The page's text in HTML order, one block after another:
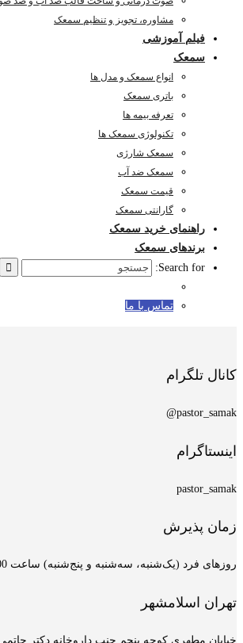
مشاوره، تجویز و تنظیم سمعک
فیلم آموزشی
سمعک
انواع سمعک و مدل ها
باتری سمعک
تعرفه بیمه ها
تکنولوژی سمعک ها
سمعک شارژی
سمعک ضد آب
قیمت سمعک
گارانتی سمعک
راهنمای خرید سمعک
برندهای سمعک
Search for:
تماس با ما
کانال تلگرام
pastor_samak@
اینستاگرام
pastor_samak
زمان پذیرش
روزهای فرد (یک‌شنبه، سه‌شنبه و پنج‌شنبه) ساعت 15:00 الی 20:00
تهران اسلامشهر
خیابان مطهری کوچه پنجم جنب داروخانه دکتر